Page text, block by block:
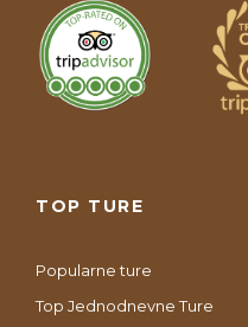
TOP TURE
Popularne ture
Top Jednodnevne Ture